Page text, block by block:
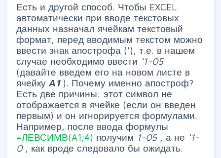
Есть и другой способ. Чтобы EXCEL
автоматически при вводе текстовых
данных назначал ячейкам текстовый
формат, перед вводимым текстом можно
ввести знак апострофа ('), т.е. в нашем
случае необходимо ввести ‘1-05
(давайте введем его на новом листе в
ячейку А1 ). Почему именно апостроф?
Есть две причины: этот символ не
отображается в ячейке (если он введен
первым) и он игнорируется формулами.
Например, после ввода формулы
=ЛЕВСИМВ(A1;4) получим 1-05 , а не ‘1-
0 , как вроде следовало бы ожидать.